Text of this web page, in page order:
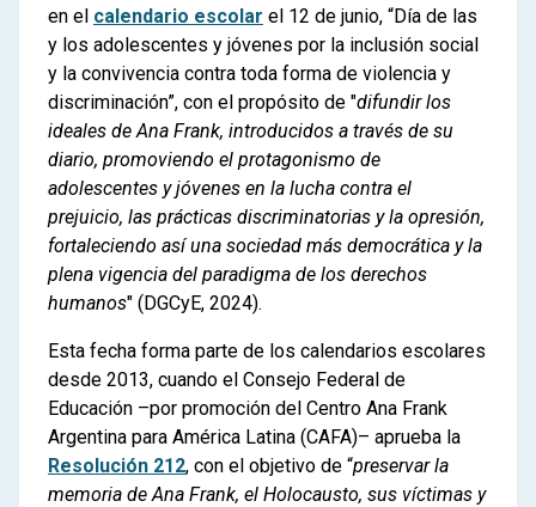
en el calendario escolar el 12 de junio, “Día de las
y los adolescentes y jóvenes por la inclusión social
y la convivencia contra toda forma de violencia y
discriminación”, con el propósito de "difundir los
ideales de Ana Frank, introducidos a través de su
diario, promoviendo el protagonismo de
adolescentes y jóvenes en la lucha contra el
prejuicio, las prácticas discriminatorias y la opresión,
fortaleciendo así una sociedad más democrática y la
plena vigencia del paradigma de los derechos
humanos" (DGCyE, 2024).
Esta fecha forma parte de los calendarios escolares
desde 2013, cuando el Consejo Federal de
Educación –por promoción del Centro Ana Frank
Argentina para América Latina (CAFA)– aprueba la
Resolución 212, con el objetivo de “preservar la
memoria de Ana Frank, el Holocausto, sus víctimas y